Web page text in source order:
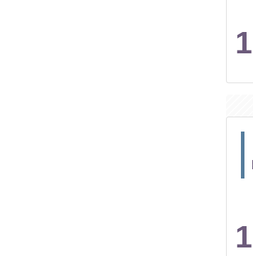
1
1
2